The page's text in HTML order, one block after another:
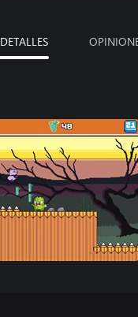
DETALLES